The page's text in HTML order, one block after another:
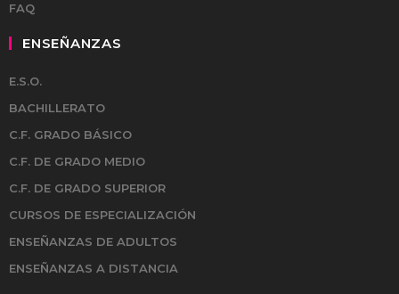
FAQ
ENSEÑANZAS
E.S.O.
BACHILLERATO
C.F. GRADO BÁSICO
C.F. DE GRADO MEDIO
C.F. DE GRADO SUPERIOR
CURSOS DE ESPECIALIZACIÓN
ENSEÑANZAS DE ADULTOS
ENSEÑANZAS A DISTANCIA